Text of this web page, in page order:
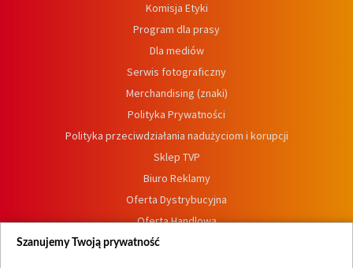
Komisja Etyki
Program dla prasy
Dla mediów
Serwis fotograficzny
Merchandising (znaki)
Polityka Prywatności
Polityka przeciwdziałania nadużyciom i korupcji
Sklep TVP
Biuro Reklamy
Oferta Dystrybucyjna
Oferta Handlowa
Dostępność
Szanujemy Twoją prywatność